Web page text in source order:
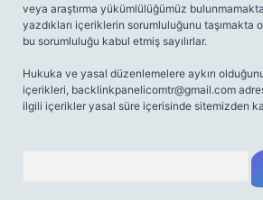
veya araştırma yükümlülüğümüz
yazdıkları içeriklerin sorumluluğunu taşımakta
bu sorumluluğu kabul etmiş sayılırlar.
Hukuka ve yasal düzenlemelere aykırı
içerikleri, backlinkpanelicomtr@gmail.com
ilgili içerikler yasal süre içerisinde sitemizden